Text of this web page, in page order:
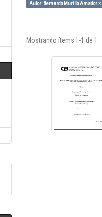
Autor: Bernardo Murillo Amador ×
Mostrando ítems 1-1 de 1